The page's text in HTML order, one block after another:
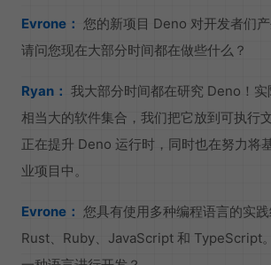
Evrone： 您的新项目 Deno 对开发者们产
请问您现在大部分时间都在做些什么？
Ryan： 我大部分时间都在研究 Deno！
相当大的软件集合，我们把它放到可执行
正在提升 Deno 运行时，同时也在努力将
业项目中。
Evrone： 您具有使用多种编程语言的实践
Rust、Ruby、JavaScript 和 TypeScript